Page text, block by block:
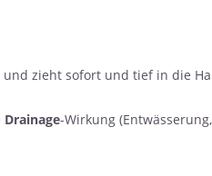
zieht sofort und tief in die
Drainage-Wirkung